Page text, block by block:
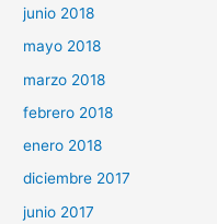
junio 2018
mayo 2018
marzo 2018
febrero 2018
enero 2018
diciembre 2017
junio 2017